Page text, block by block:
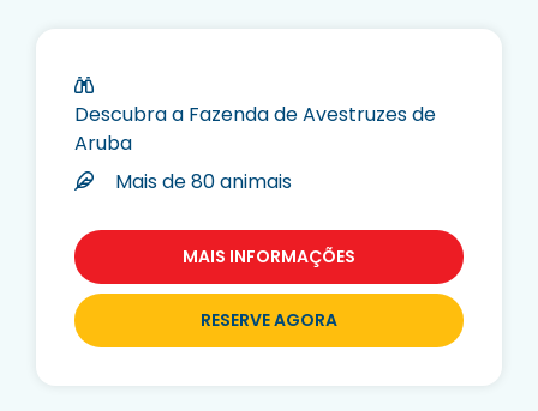
Descubra a Fazenda de Avestruzes de
Aruba
Mais de 80 animais
MAIS INFORMAÇÕES
RESERVE AGORA